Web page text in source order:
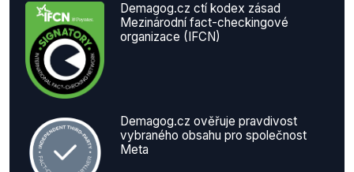
Demagog.cz ctí kodex zásad
Mezinárodní fact-checkingové
organizace (IFCN)
Demagog.cz ověřuje pravdivost
vybraného obsahu pro společnost
Meta